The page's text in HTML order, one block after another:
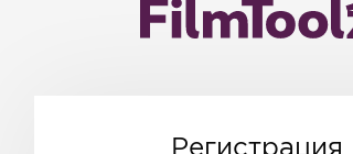
Регистрация